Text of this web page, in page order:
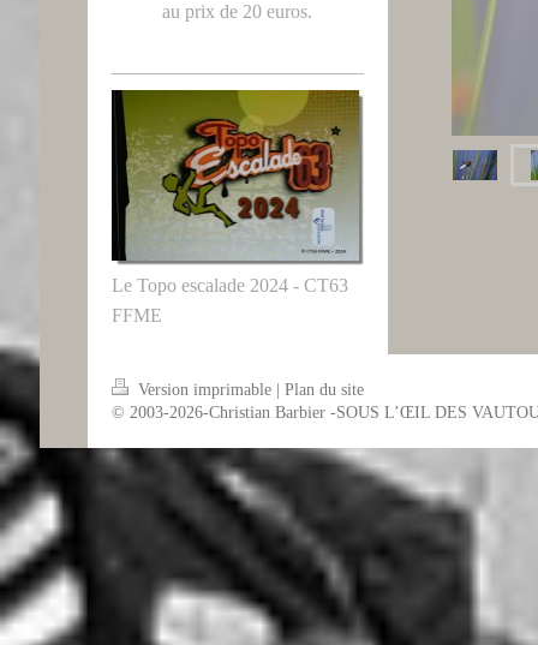
au prix de 20 euros.
Le Topo escalade 2024 - CT63
FFME
Version imprimable
Plan du site
© 2003-2026-Christian Barbier -SOUS L’ŒIL DES